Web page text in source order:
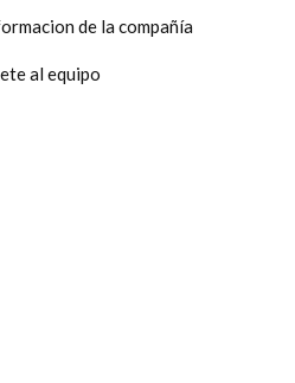
de la compañía
al equipo